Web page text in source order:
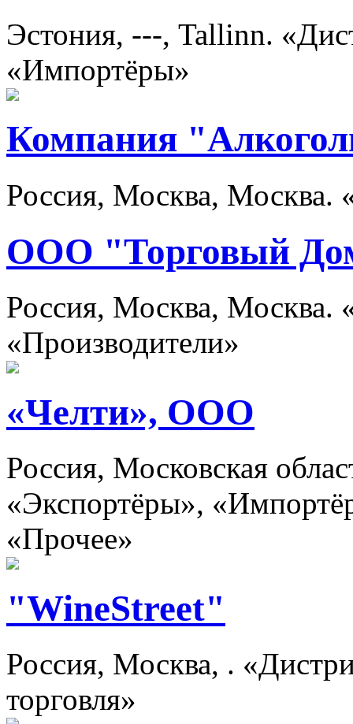
Эстония, ---, Tallinn.
«Импортёры»
Компания
Россия, Москва, Москва.
ООО "Торговый
Россия, Москва, Москва.
«Производители»
«Челти», ООО
Россия, Московская
«Экспортёры»,
«Прочее»
"WineStreet"
Россия, Москва, .
торговля»